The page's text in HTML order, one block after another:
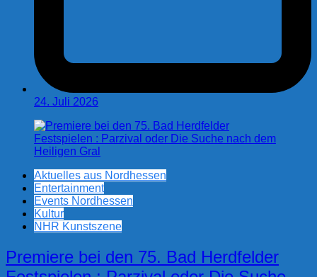
24. Juli 2026
Aktuelles aus Nordhessen
Entertainment
Events Nordhessen
Kultur
NHR Kunstszene
Premiere bei den 75. Bad Herdfelder